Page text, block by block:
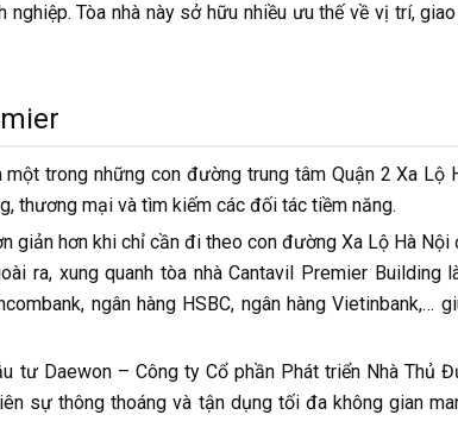
Tòa nhà này sở hữu nhiều ưu thế về vị trí,
trong những con đường trung tâm Quận 2 Xa Lộ
thương mại và tìm kiếm các đối tác tiềm năng.
giản hơn khi chỉ cần đi theo con đường Xa Lộ Hà Nội
ra, xung quanh tòa nhà Cantavil Premier Building
ngân hàng HSBC, ngân hàng Vietinbank,…
tư Daewon – Công ty Cổ phần Phát triển Nhà Thủ
sự thông thoáng và tận dụng tối đa không gian